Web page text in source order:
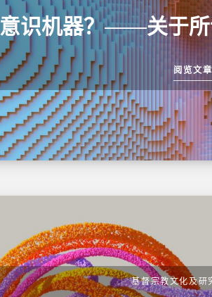
意识机器？——关于所
阅览文
基督宗教文化及研